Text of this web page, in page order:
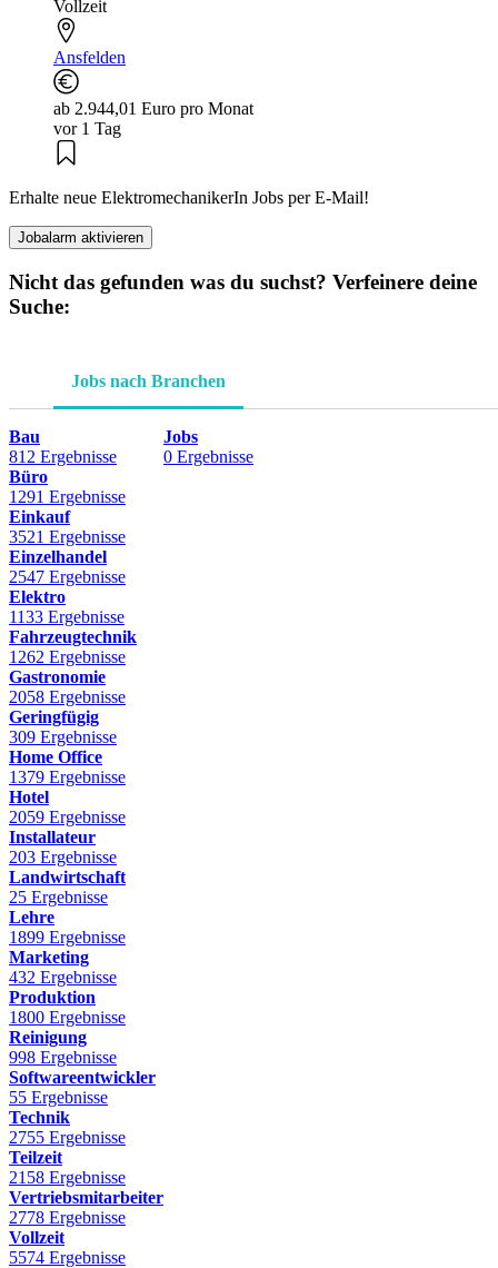
Vollzeit
Ansfelden
ab 2.944,01 Euro pro Monat
vor 1 Tag
Erhalte neue ElektromechanikerIn Jobs per E-Mail!
Jobalarm aktivieren
Nicht das gefunden was du suchst? Verfeinere deine
Suche:
Jobs nach Branchen
Bau
812 Ergebnisse
Büro
1291 Ergebnisse
Einkauf
3521 Ergebnisse
Einzelhandel
2547 Ergebnisse
Elektro
1133 Ergebnisse
Fahrzeugtechnik
1262 Ergebnisse
Gastronomie
2058 Ergebnisse
Geringfügig
309 Ergebnisse
Home Office
1379 Ergebnisse
Hotel
2059 Ergebnisse
Installateur
203 Ergebnisse
Landwirtschaft
25 Ergebnisse
Lehre
1899 Ergebnisse
Marketing
432 Ergebnisse
Produktion
1800 Ergebnisse
Reinigung
998 Ergebnisse
Softwareentwickler
55 Ergebnisse
Technik
2755 Ergebnisse
Teilzeit
2158 Ergebnisse
Vertriebsmitarbeiter
2778 Ergebnisse
Vollzeit
5574 Ergebnisse
Jobs
0 Ergebnisse